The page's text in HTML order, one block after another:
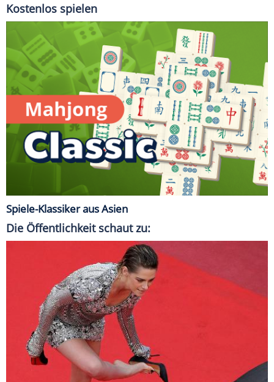
Kostenlos spielen
Spiele-Klassiker aus Asien
Die Öffentlichkeit schaut zu: